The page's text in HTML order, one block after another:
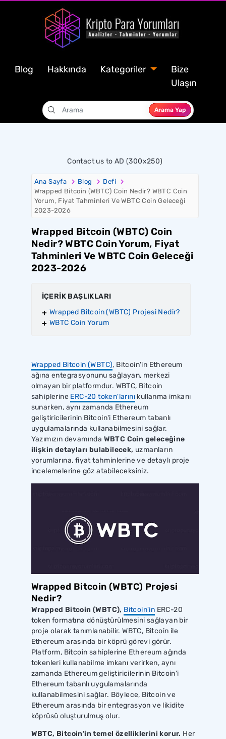
Blog Hakkında Kategoriler
Bize
Ulaşın
Arama Yap
Contact us to AD (300x250)
Ana Sayfa Blog
Defi
Wrapped Bitcoin (WBTC) Coin Nedir? WBTC Coin
Yorum, Fiyat Tahminleri Ve WBTC Coin Geleceği
2023-2026
Wrapped Bitcoin (WBTC) Coin
Nedir? WBTC Coin Yorum, Fiyat
Tahminleri Ve WBTC Coin Geleceği
2023-2026
İÇERİK BAŞLIKLARI
Wrapped Bitcoin (WBTC) Projesi Nedir?
WBTC Coin Yorum
Wrapped Bitcoin (WBTC), Bitcoin'in Ethereum
ağına entegrasyonunu sağlayan, merkezi
olmayan bir platformdur. WBTC, Bitcoin
sahiplerine ERC-20 token'larını kullanma imkanı
sunarken, aynı zamanda Ethereum
geliştiricilerinin Bitcoin'i Ethereum tabanlı
uygulamalarında kullanabilmesini sağlar.
Yazımızın devamında WBTC Coin geleceğine
ilişkin detayları bulabilecek, uzmanların
yorumlarına, fiyat tahminlerine ve detaylı proje
incelemelerine göz atabileceksiniz.
Wrapped Bitcoin (WBTC) Projesi
Nedir?
Wrapped Bitcoin (WBTC), Bitcoin'in ERC-20
token formatına dönüştürülmesini sağlayan bir
proje olarak tanımlanabilir. WBTC, Bitcoin ile
Ethereum arasında bir köprü görevi görür.
Platform, Bitcoin sahiplerine Ethereum ağında
tokenleri kullanabilme imkanı verirken, aynı
zamanda Ethereum geliştiricilerinin Bitcoin'i
Ethereum tabanlı uygulamalarında
kullanabilmesini sağlar. Böylece, Bitcoin ve
Ethereum arasında bir entegrasyon ve likidite
köprüsü oluşturulmuş olur.
WBTC, Bitcoin'in temel özelliklerini korur. Her